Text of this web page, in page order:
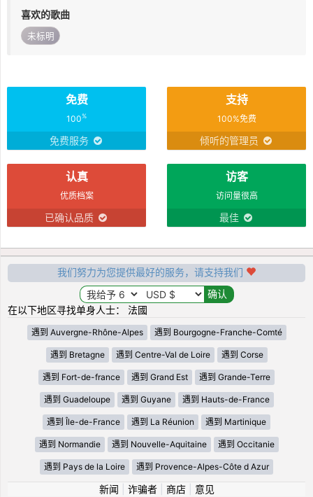
喜欢的歌曲
未标明
免费
100%
免费服务
支持
100%免费
倾听的管理员
认真
优质档案
已确认品质
访客
访问量很高
最佳
我们努力为您提供最好的服务，请支持我们
在以下地区寻找单身人士： 法國
遇到 Auvergne-Rhône-Alpes 遇到 Bourgogne-Franche-Comté
遇到 Bretagne 遇到 Centre-Val de Loire 遇到 Corse
遇到 Fort-de-france 遇到 Grand Est 遇到 Grande-Terre
遇到 Guadeloupe 遇到 Guyane 遇到 Hauts-de-France
遇到 Île-de-France 遇到 La Réunion 遇到 Martinique
遇到 Normandie 遇到 Nouvelle-Aquitaine 遇到 Occitanie
遇到 Pays de la Loire 遇到 Provence-Alpes-Côte d Azur
新闻 诈骗者| 商店| 意见